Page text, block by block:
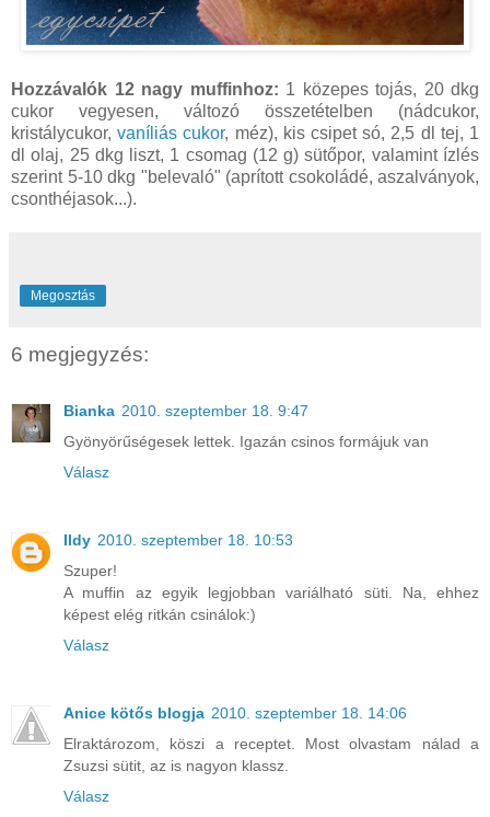
Hozzávalók 12 nagy muffinhoz: 1 közepes tojás, 20 dkg
cukor vegyesen, változó összetételben (nádcukor,
kristálycukor,vaníliás cukor, méz), kis csipet só, 2,5 dl tej, 1
dl olaj, 25 dkg liszt, 1 csomag (12 g) sütőpor, valamint ízlés
szerint 5-10 dkg "belevaló" (aprított csokoládé, aszalványok,
csonthéjasok...).
Megosztás
6 megjegyzés:
Bianka 2010. szeptember 18. 9:47
Gyönyörűségesek lettek. Igazán csinos formájuk van
Válasz
Ildy 2010. szeptember 18. 10:53
Szuper!
A muffin az egyik legjobban variálható süti. Na, ehhez
képest elég ritkán csinálok:)
Válasz
Anice kötős blogja 2010. szeptember 18. 14:06
Elraktározom, köszi a receptet. Most olvastam nálad a
Zsuzsi sütit, az is nagyon klassz.
Válasz